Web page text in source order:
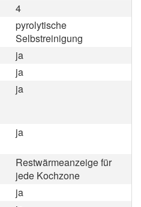
4
pyrolytische
Selbstreinigung
ja
ja
ja
ja
Restwärmeanzeige für
jede Kochzone
ja